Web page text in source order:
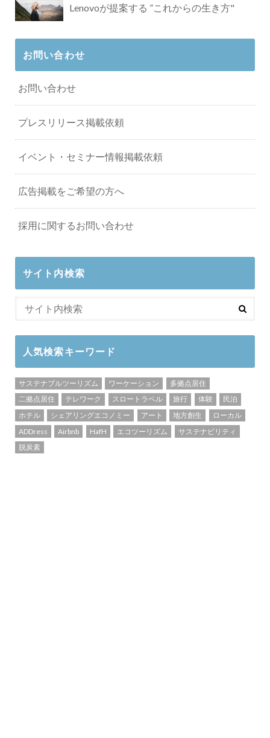
Lenovoが提案する ”これからの生き方"
お問い合わせ
お問い合わせ
プレスリリース掲載依頼
イベント・セミナー情報掲載依頼
広告掲載をご希望の方へ
採用に関するお問い合わせ
サイト内検索
人気検索キーワード
サステナブルツーリズム ワーケーション
多拠点居住
二拠点居住
テレワーク スロートラベル 旅行 体験
民泊
ホテル
シェアリングエコノミー アート 地方創生
ローカル
ADDress
Airbnb HafH エコツーリズム
サステナビリティ
脱炭素